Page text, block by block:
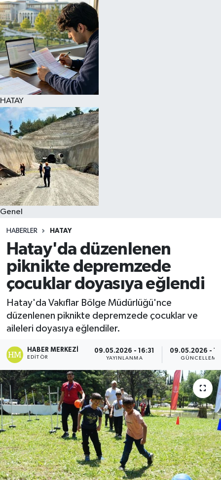
HATAY
Genel
HABERLER HATAY
Hatay'da düzenlenen
piknikte depremzede
çocuklar doyasıya eğlendi
Hatay'da Vakıflar Bölge Müdürlüğü'nce
düzenlenen piknikte depremzede çocuklar ve
aileleri doyasıya eğlendiler.
HABER MERKEZI
EDITÖR
09.05.2026 - 16:31
YAYINLANMA
09.05.2026 -
GÜNCELLEME
Spor
Teknoloji
Yaşam